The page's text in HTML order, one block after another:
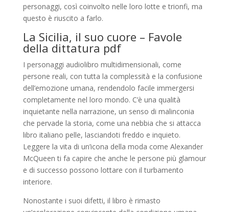
personaggi, così coinvolto nelle loro lotte e trionfi, ma
questo è riuscito a farlo.
La Sicilia, il suo cuore – Favole
della dittatura pdf
I personaggi audiolibro multidimensionali, come
persone reali, con tutta la complessità e la confusione
dell’emozione umana, rendendolo facile immergersi
completamente nel loro mondo. C’è una qualità
inquietante nella narrazione, un senso di malinconia
che pervade la storia, come una nebbia che si attacca
libro italiano pelle, lasciandoti freddo e inquieto.
Leggere la vita di un’icona della moda come Alexander
McQueen ti fa capire che anche le persone più glamour
e di successo possono lottare con il turbamento
interiore.
Nonostante i suoi difetti, il libro è rimasto